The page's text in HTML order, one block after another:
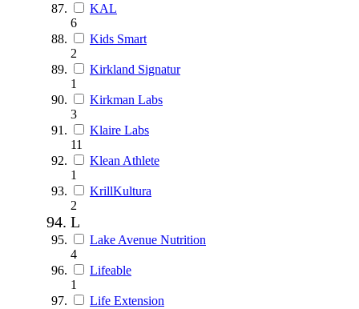
KAL
6
Kids Smart
2
Kirkland Signatur
1
Kirkman Labs
3
Klaire Labs
11
Klean Athlete
1
KrillKultura
2
L
Lake Avenue Nutrition
4
Lifeable
1
Life Extension